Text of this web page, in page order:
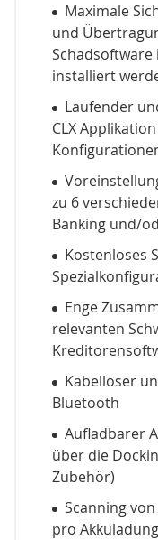
Maximale
und
Schadsoftware
installiert
Laufender
CLX
zu 6
Banking und/
Kostenloses
Enge
relevanten
Kabelloser
Bluetooth
Aufladbarer
über die
Zubehör)
Scanning von
pro